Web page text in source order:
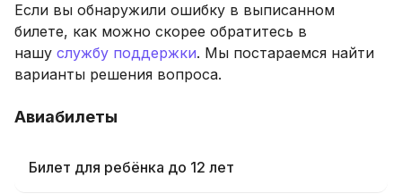
Если вы обнаружили ошибку в выписанном
билете, как можно скорее обратитесь в
нашу службу поддержки. Мы постараемся найти
варианты решения вопроса.
Авиабилеты
Билет для ребёнка до 12 лет